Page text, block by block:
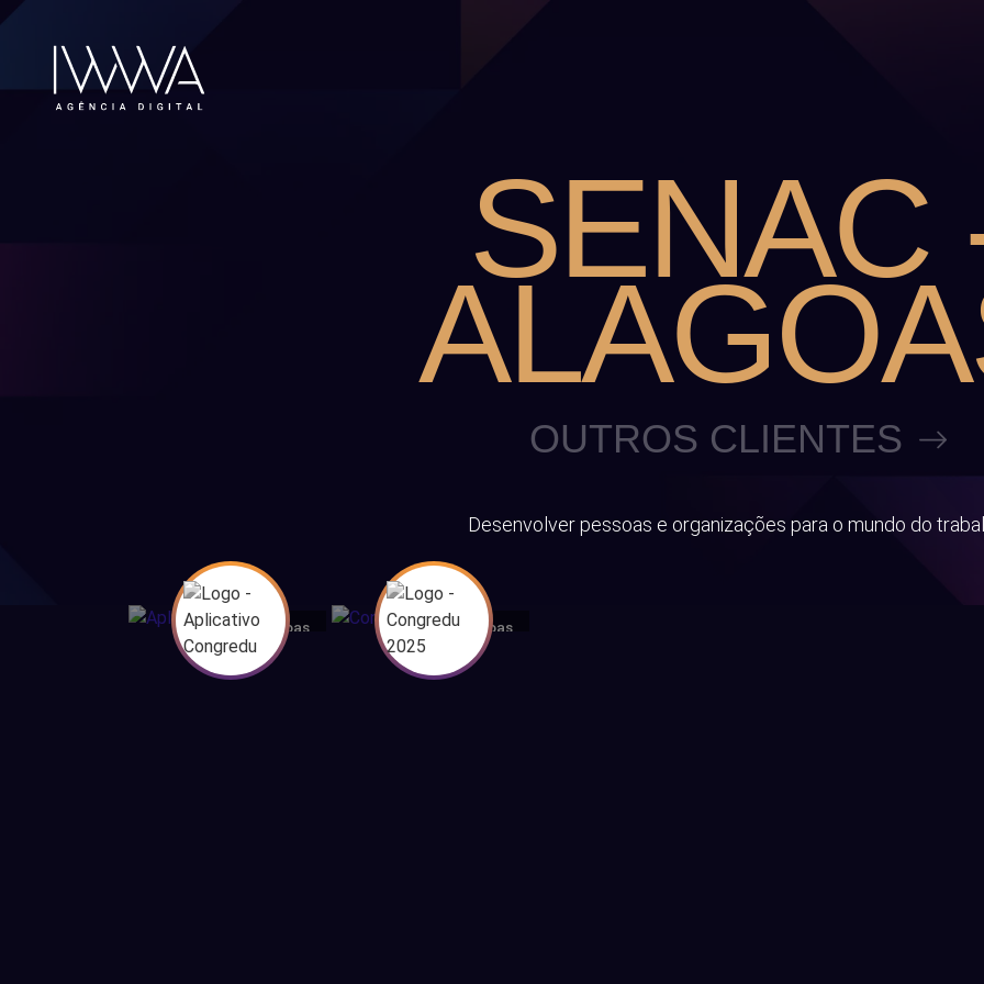
SENAC
OUTROS CLIENTES
Desenvolver pessoas e organizações para o mundo do
Alagoas Alagoas